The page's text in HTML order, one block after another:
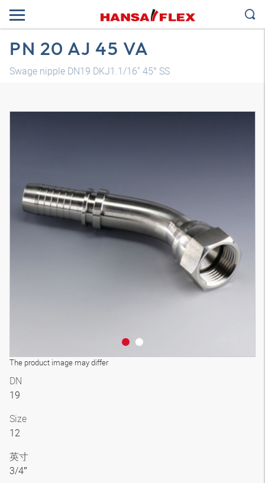
PN 20 AJ 45 VA
Swage nipple DN19 DKJ1.1/16" 45° SS
The product image may differ
DN
19
Size
12
英寸
3/4″